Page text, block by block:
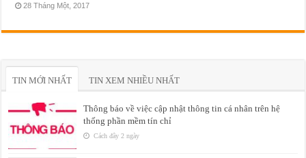
28 Tháng Một, 2017
TIN MỚI NHẤT TIN XEM NHIỀU NHẤT
Thông báo về việc cập nhật thông tin cá nhân trên hệ
thống phần mềm tín chỉ
Cách đây 2 ngày